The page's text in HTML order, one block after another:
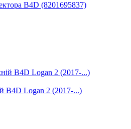
B4D (8201695837)
B4D Logan 2 (2017-...)